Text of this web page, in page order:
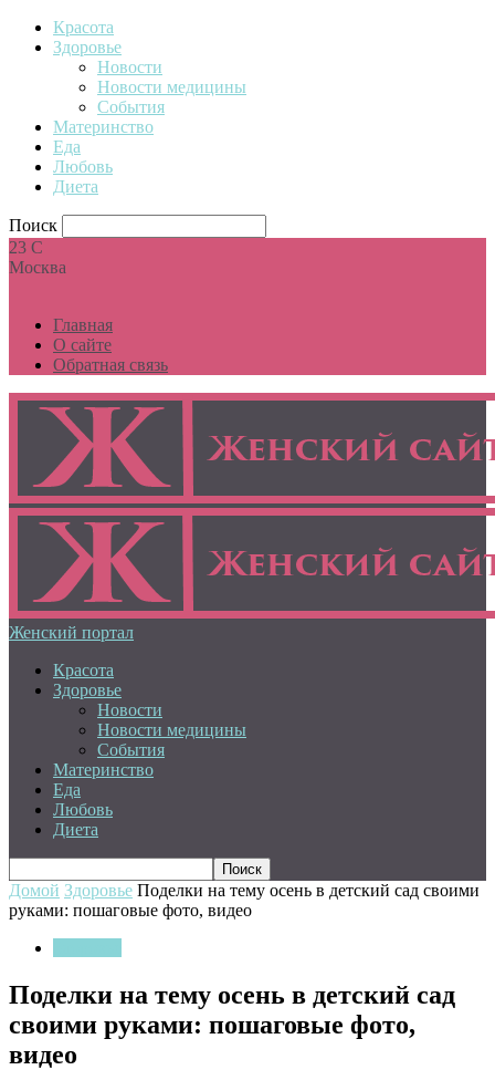
Красота
Здоровье
Новости
Новости медицины
События
Материнство
Еда
Любовь
Диета
Поиск
23 C
Москва
Главная
О сайте
Обратная связь
Женский портал
Красота
Здоровье
Новости
Новости медицины
События
Материнство
Еда
Любовь
Диета
Домой Здоровье Поделки на тему осень в детский сад своими
руками: пошаговые фото, видео
Поделки на тему осень в детский сад
своими руками: пошаговые фото,
видео